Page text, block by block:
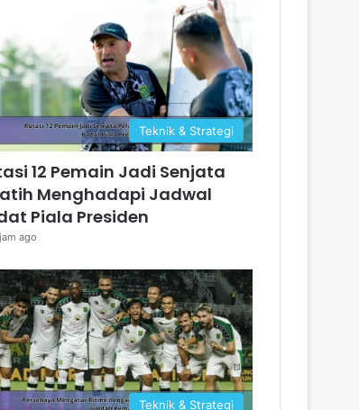
Teknik & Strategi
12 Pemain Jadi Senjata
Menghadapi Jadwal
Piala Presiden
ago
Teknik & Strategi